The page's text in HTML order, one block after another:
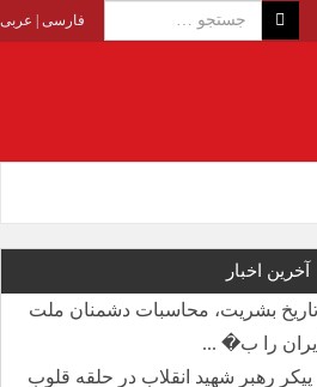
فارسی عربی
آخرین اخبار
تاریخ بشریت، محاسبات دشمنان ملت
ایران را ب� ...
رهبر شهید انقلاب در حلقه قلوب